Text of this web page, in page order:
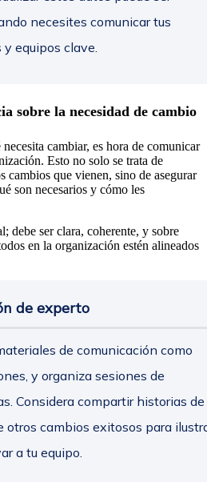
necesites comunicar tus
equipos clave.
sobre la necesidad de cambio
cambiar, es hora de comunicar
Esto no solo se trata de
cambios que vienen, sino de asegurar
son necesarios y cómo les
debe ser clara, coherente, y sobre
en la organización estén alineados
de experto
de comunicación como
y organiza sesiones de
Considera compartir historias de
cambios exitosos para
a tu equipo.